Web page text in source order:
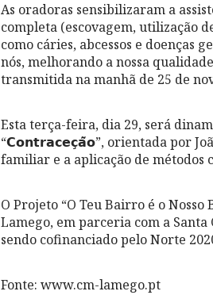
As oradoras sensibilizaram a
completa (escovagem, utilização
como cáries, abcessos e doenças
nós, melhorando a nossa
transmitida na manhã de 25 de
Esta terça-feira, dia 29, será
“𝗖𝗼𝗻𝘁𝗿𝗮𝗰𝗲𝗰̧𝗮̃𝗼”, orientada por
familiar e a aplicação de métodos
O Projeto “O Teu Bairro é o
Lamego, em parceria com a
sendo cofinanciado pelo Norte
Fonte: www.cm-lamego.pt